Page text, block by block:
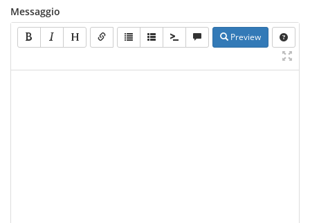
Messaggio
Preview